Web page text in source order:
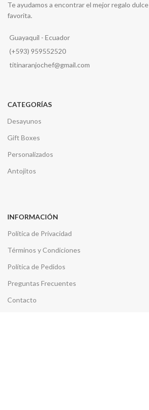
Te ayudamos a encontrar el mejor regalo
favorita.
Guayaquil - Ecuador
(+593) 959552520
titinaranjochef@gmail.com
CATEGORÍAS
Desayunos
Gift Boxes
Personalizados
Antojitos
INFORMACIÓN
Política de Privacidad
Términos y Condiciones
Política de Pedidos
Preguntas Frecuentes
Contacto